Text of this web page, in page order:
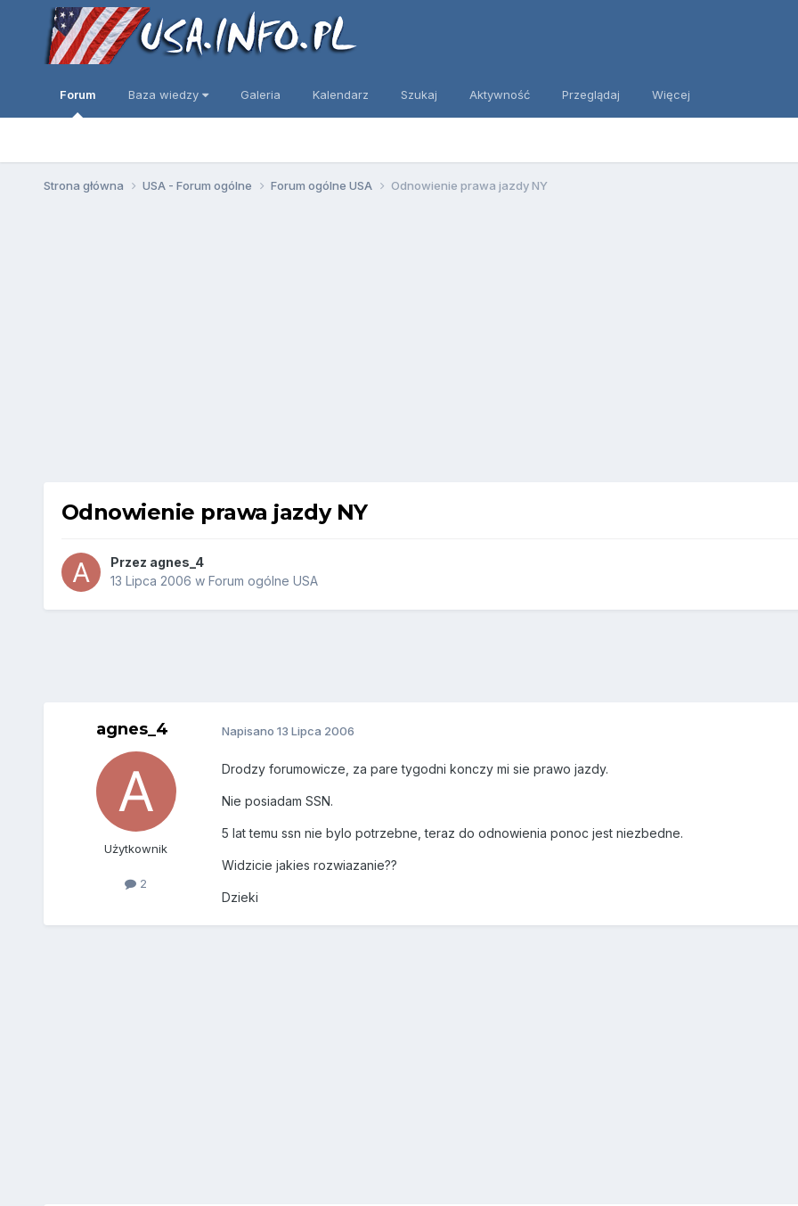
Forum Baza wiedzy Galeria Kalendarz Szukaj Aktywność Przeglądaj Więcej
Strona główna USA - Forum ogólne Forum ogólne USA Odnowienie prawa jazdy NY
Odnowienie prawa jazdy NY
Przez agnes_4
13 Lipca 2006 w Forum ogólne USA
agnes_4
Użytkownik
2
Napisano 13 Lipca 2006
Drodzy forumowicze, za pare tygodni konczy mi sie prawo jazdy.
Nie posiadam SSN.
5 lat temu ssn nie bylo potrzebne, teraz do odnowienia ponoc jest niezbedne.
Widzicie jakies rozwiazanie??
Dzieki